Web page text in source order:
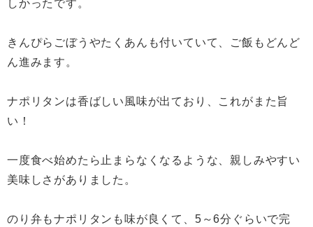
しかったです。
きんぴらごぼうやたくあんも付いていて、ご飯もどんど
ん進みます。
ナポリタンは香ばしい風味が出ており、これがまた旨
い！
一度食べ始めたら止まらなくなるような、親しみやすい
美味しさがありました。
のり弁もナポリタンも味が良くて、5～6分ぐらいで完